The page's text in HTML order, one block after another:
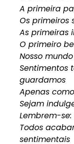
A primeira
Os primeiros
As primeiras
O primeiro
Nosso
Sentimentos
guardamos
Apenas
Sejam
Lembrem-se:
Todos
sentimentais